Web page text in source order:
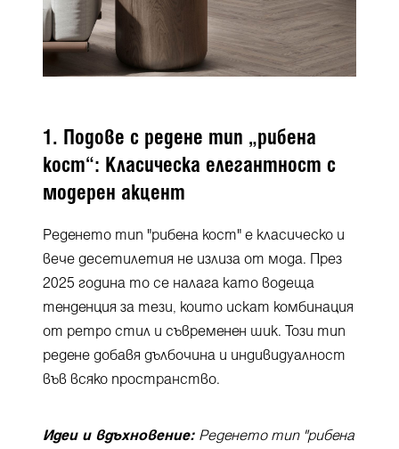
1. Подове с редене тип „рибена
кост“: Класическа елегантност с
модерен акцент
Реденето тип "рибена кост" е класическо и
вече десетилетия не излиза от мода. През
2025 година то се налага като водеща
тенденция за тези, които искат комбинация
от ретро стил и съвременен шик. Този тип
редене добавя дълбочина и индивидуалност
във всяко пространство.
Идеи и вдъхновение: Реденето тип "рибена